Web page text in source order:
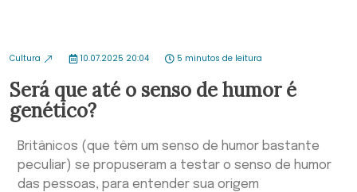
Cultura 10.07.2025 20:04 5 minutos de leitura
Será que até o senso de humor é
genético?
Britânicos (que têm um senso de humor bastante
peculiar) se propuseram a testar o senso de humor
das pessoas, para entender sua origem